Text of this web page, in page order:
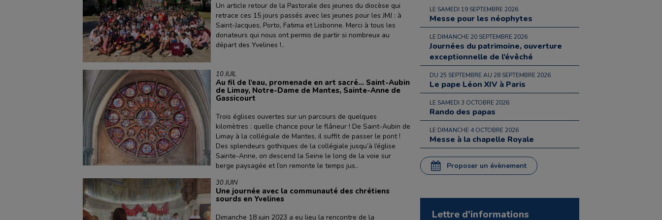
Un article retour de la Pastorale des jeunes du diocèse qui
retrace ces 15 jours passés avec les jeunes pour les JMJ : à
Saint-Jacques, Porto, Fatima et Lisbonne. Merci à tous les
donateurs qui nous ont permis de partir si nombreux au
départ des Yvelines !..
10 JUIL
Au fil de l’eau, promenade en art sacré… Saint-Aubin
de Limay, Notre-Dame de Mantes, Sainte-Anne de
Gassicourt
Trois églises ouvertes sur un parcours de quelques
kilomètres : quelle chance pour le flâneur ! De Saint-Aubin de
Limay à la collégiale de Mantes, il suffit de passer le pont !
Des splendeurs gothiques de la collégiale jusqu’à l’église
Sainte-Anne, on descend la Seine le long de la voie sur
berge paysagée et l’on remonte le temps jus..
30 JUIN
Une journée avec la communauté des chrétiens
sourds en Yvelines
Dimanche 18 juin 2023 a eu lieu la rencontre de la
LE SAMEDI 19 SEPTEMBRE 2026
Messe pour les néophytes
LE DIMANCHE 20 SEPTEMBRE 2026
Journées du patrimoine, ouverture
exceptionnelle de l’évêché
DU 25 SEPTEMBRE AU 28 SEPTEMBRE 2026
Le pape Léon XIV à Paris
LE SAMEDI 3 OCTOBRE 2026
Rando des papas
LE DIMANCHE 4 OCTOBRE 2026
Messe à la chapelle Royale
Proposer un évènement
Lettre d'informations